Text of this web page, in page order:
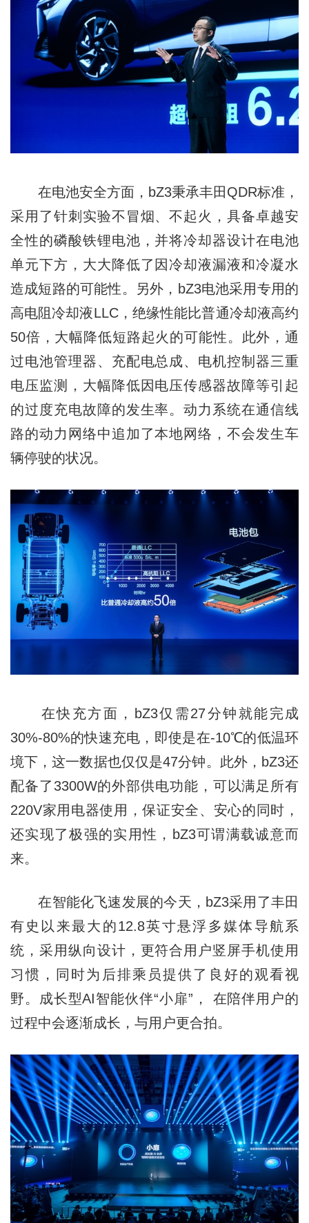
在电池安全方面，bZ3秉承丰田QDR标准，
采用了针刺实验不冒烟、不起火，具备卓越安
全性的磷酸铁锂电池，并将冷却器设计在电池
单元下⽅，⼤⼤降低了因冷却液漏液和冷凝水
造成短路的可能性。另外，bZ3电池采用专⽤的
⾼电阻冷却液LLC，绝缘性能比普通冷却液高约
50倍，⼤幅降低短路起⽕的可能性。此外，通
过电池管理器、充配电总成、电机控制器三重
电压监测，⼤幅降低因电压传感器故障等引起
的过度充电故障的发⽣率。动⼒系统在通信线
路的动力网络中追加了本地网络，不会发⽣⻋
辆停驶的状况。
在快充方面，bZ3仅需27分钟就能完成
30%-80%的快速充电，即使是在-10℃的低温环
境下，这⼀数据也仅仅是47分钟。此外，bZ3还
配备了3300W的外部供电功能，可以满足所有
220V家用电器使用，保证安全、安⼼的同时，
还实现了极强的实⽤性，bZ3可谓满载诚意⽽
来。
在智能化飞速发展的今天，bZ3采用了丰田
有史以来最大的12.8英寸悬浮多媒体导航系
统，采用纵向设计，更符合用户竖屏手机使用
习惯，同时为后排乘员提供了良好的观看视
野。成长型AI智能伙伴“小扉”， 在陪伴用户的
过程中会逐渐成长，与用户更合拍。